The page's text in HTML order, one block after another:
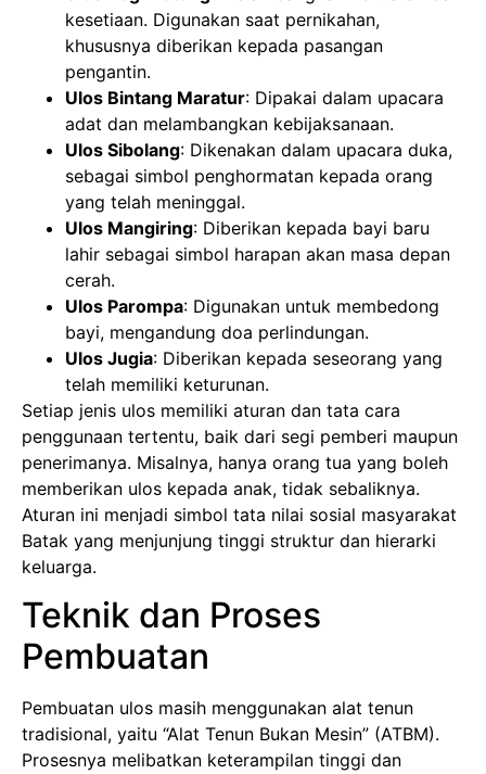
kesetiaan. Digunakan saat pernikahan,
khususnya diberikan kepada pasangan
pengantin.
Ulos Bintang Maratur: Dipakai dalam upacara
adat dan melambangkan kebijaksanaan.
Ulos Sibolang: Dikenakan dalam upacara duka,
sebagai simbol penghormatan kepada orang
yang telah meninggal.
Ulos Mangiring: Diberikan kepada bayi baru
lahir sebagai simbol harapan akan masa depan
cerah.
Ulos Parompa: Digunakan untuk membedong
bayi, mengandung doa perlindungan.
Ulos Jugia: Diberikan kepada seseorang yang
telah memiliki keturunan.
Setiap jenis ulos memiliki aturan dan tata cara
penggunaan tertentu, baik dari segi pemberi maupun
penerimanya. Misalnya, hanya orang tua yang boleh
memberikan ulos kepada anak, tidak sebaliknya.
Aturan ini menjadi simbol tata nilai sosial masyarakat
Batak yang menjunjung tinggi struktur dan hierarki
keluarga.
Teknik dan Proses
Pembuatan
Pembuatan ulos masih menggunakan alat tenun
tradisional, yaitu “Alat Tenun Bukan Mesin” (ATBM).
Prosesnya melibatkan keterampilan tinggi dan